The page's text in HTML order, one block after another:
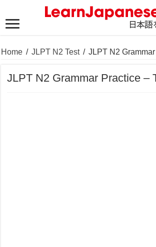
Home / JLPT N2 Test / JLPT N2
JLPT N2 Grammar Practice –